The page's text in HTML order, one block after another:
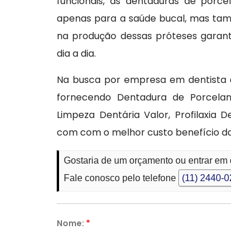
apenas para a saúde bucal, mas
na produção dessas próteses
dia a dia.
Na busca por empresa em
fornecendo Dentadura de
Limpeza Dentária Valor, Profilaxia
com com o melhor custo benefício
Gostaria de um orçamento ou entrar
Fale conosco pelo telefone
(11) 2440-
Nome: *